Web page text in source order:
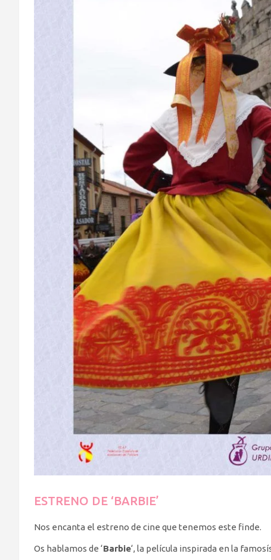
ESTRENO DE ‘BARBIE’
Nos encanta el estreno de cine que tenemos este finde.
Os hablamos de ‘Barbie‘, la película inspirada en la